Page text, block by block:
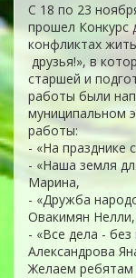
С 18 по 23
прошел Конкурс
конфликтах
друзья!», в
старшей и
работы были
муниципальном
работы:
- «На празднике
- «Наша земля
Марина,
- «Дружба
Овакимян Нелли,
- «Все дела -
Александрова
Желаем ребятам